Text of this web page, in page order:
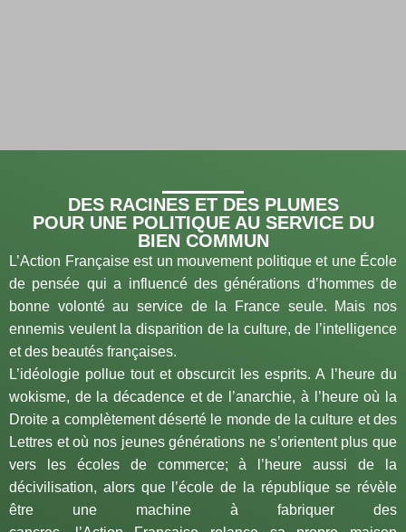
LA POLITIQUE
NATURELLE
JE ME LE PROCURE
DES RACINES ET DES PLUMES
POUR UNE POLITIQUE AU SERVICE DU
BIEN COMMUN
L’Action Française est un mouvement politique et une École
de pensée qui a influencé des générations d’hommes de
bonne volonté au service de la France seule. Mais nos
ennemis veulent la disparition de la culture, de l’intelligence
et des beautés françaises.
L’idéologie pollue tout et obscurcit les esprits. A l’heure du
wokisme, de la décadence et de l’anarchie, à l’heure où la
Droite a complètement déserté le monde de la culture et des
Lettres et où nos jeunes générations ne s’orientent plus que
vers les écoles de commerce; à l’heure aussi de la
décivilisation, alors que l’école de la république se révèle
être une machine à fabriquer des